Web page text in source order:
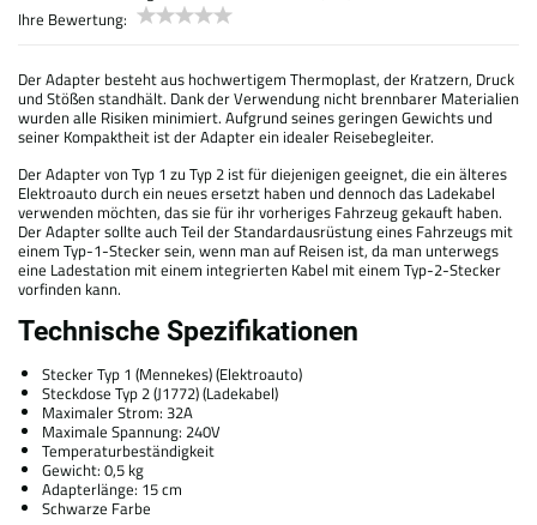
Ihre Bewertung:
Der Adapter besteht aus hochwertigem Thermoplast, der Kratzern, Druck
und Stößen standhält. Dank der Verwendung nicht brennbarer Materialien
wurden alle Risiken minimiert. Aufgrund seines geringen Gewichts und
seiner Kompaktheit ist der Adapter ein idealer Reisebegleiter.
Der Adapter von Typ 1 zu Typ 2 ist für diejenigen geeignet, die ein älteres
Elektroauto durch ein neues ersetzt haben und dennoch das Ladekabel
verwenden möchten, das sie für ihr vorheriges Fahrzeug gekauft haben.
Der Adapter sollte auch Teil der Standardausrüstung eines Fahrzeugs mit
einem Typ-1-Stecker sein, wenn man auf Reisen ist, da man unterwegs
eine Ladestation mit einem integrierten Kabel mit einem Typ-2-Stecker
vorfinden kann.
Technische Spezifikationen
Stecker Typ 1 (Mennekes) (Elektroauto)
Steckdose Typ 2 (J1772) (Ladekabel)
Maximaler Strom: 32A
Maximale Spannung: 240V
Temperaturbeständigkeit
Gewicht: 0,5 kg
Adapterlänge: 15 cm
Schwarze Farbe